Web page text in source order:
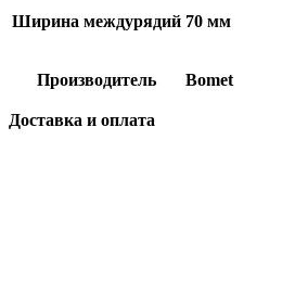
Ширина междурядий 70 мм
Производитель Bomet
Доставка и оплата